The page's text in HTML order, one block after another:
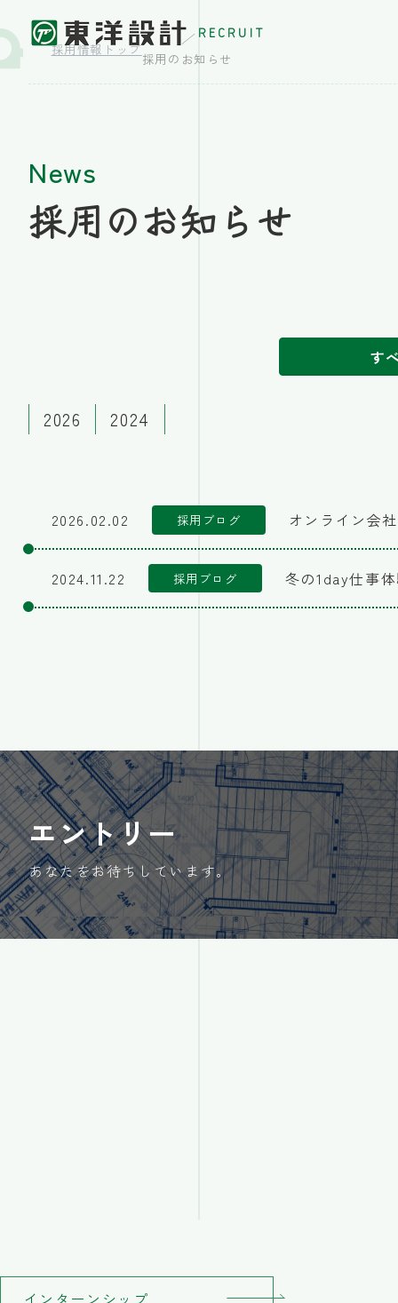
RECRUIT
採用情報トップ
採用のお知らせ
News
採用のお知らせ
す
2026 2024
2026.02.02 採用ブログ オンライン会
2024.11.22 採用ブログ 冬の1day仕事
エントリー
あなたをお待ちしています。
インターンシップ